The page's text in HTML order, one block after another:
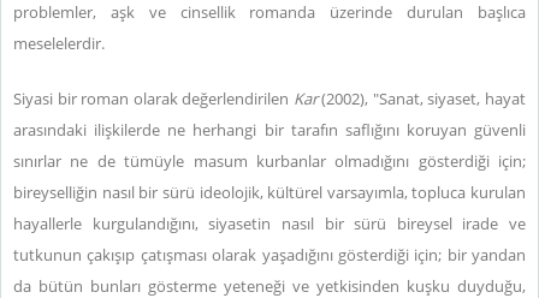
problemler, aşk ve cinsellik romanda üzerinde durulan başlıca
meselelerdir.
Siyasi bir roman olarak değerlendirilen Kar(2002), "Sanat, siyaset, hayat
arasındaki ilişkilerde ne herhangi bir tarafın saflığını koruyan güvenli
sınırlar ne de tümüyle masum kurbanlar olmadığını gösterdiği için;
bireyselliğin nasıl bir sürü ideolojik, kültürel varsayımla, topluca kurulan
hayallerle kurgulandığını, siyasetin nasıl bir sürü bireysel irade ve
tutkunun çakışıp çatışması olarak yaşadığını gösterdiği için; bir yandan
da bütün bunları gösterme yeteneği ve yetkisinden kuşku duyduğu,